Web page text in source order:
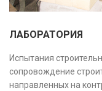
ЛАБОРАТОРИЯ
Испытания
сопровождение
направленных на